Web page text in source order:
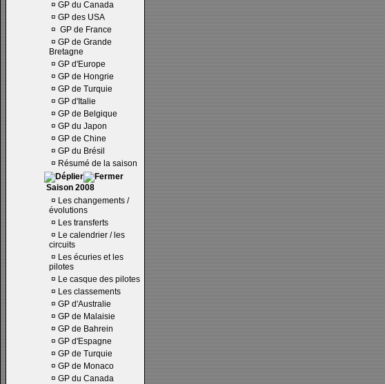
¤ GP du Canada
¤ GP des USA
¤ GP de France
¤ GP de Grande
Bretagne
¤ GP d'Europe
¤ GP de Hongrie
¤ GP de Turquie
¤ GP d'Italie
¤ GP de Belgique
¤ GP du Japon
¤ GP de Chine
¤ GP du Brésil
¤ Résumé de la saison
Saison 2008
¤ Les changements /
évolutions
¤ Les transferts
¤ Le calendrier / les
circuits
¤ Les écuries et les
pilotes
¤ Le casque des pilotes
¤ Les classements
¤ GP d'Australie
¤ GP de Malaisie
¤ GP de Bahrein
¤ GP d'Espagne
¤ GP de Turquie
¤ GP de Monaco
¤ GP du Canada